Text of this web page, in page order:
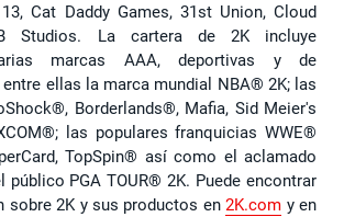
Cat Daddy Games, 31st Union, Cloud
Studios. La cartera de 2K incluye
marcas AAA, deportivas y de
ellas la marca mundial NBA® 2K; las
Borderlands®, Mafia, Sid Meier's
las populares franquicias WWE®
TopSpin® así como el aclamado
PGA TOUR® 2K. Puede encontrar
sobre 2K y sus productos en2K.com y en